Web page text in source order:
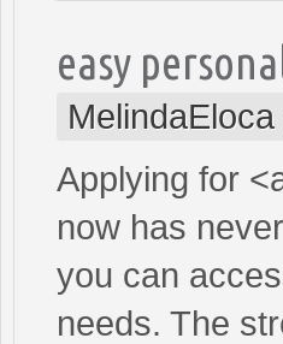
easy
Applying for
now has
you can
needs. The